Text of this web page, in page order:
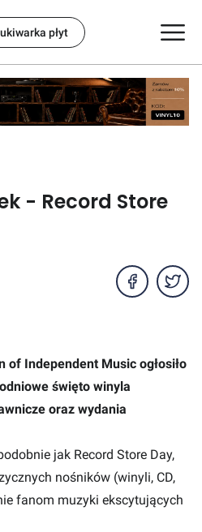
płyt
- Record Store
Independent Music ogłosiło
święto winyla
oraz wydania
jak Record Store Day,
nośników (winyli, CD,
fanom muzyki ekscytujących